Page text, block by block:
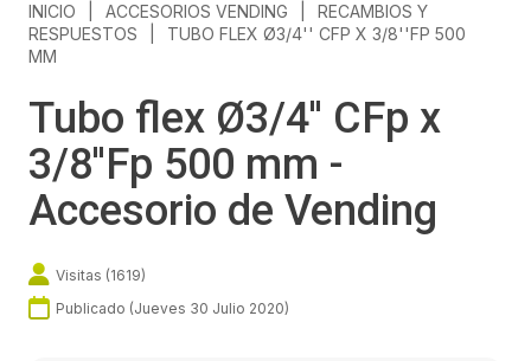
INICIO ACCESORIOS VENDING
RECAMBIOS Y
RESPUESTOS
TUBO FLEX Ø3/4'' CFP X 3/8''FP 500
MM
Tubo flex Ø3/4'' CFp x
3/8''Fp 500 mm -
Accesorio de Vending
Visitas (1619)
Publicado (Jueves 30 Julio 2020)